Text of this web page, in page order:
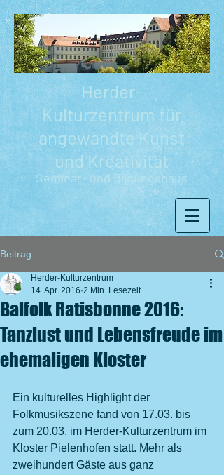
Herder-
Kulturzentrum für
angewandte Kunst
und Kreativität
Seminar- und Bildungshaus
Beitrag
Balfolk Ratisbonne 2016:
Tanzlust und Lebensfreude im
ehemaligen Kloster
Herder-Kulturzentrum
14. Apr. 2016 2 Min. Lesezeit
Ein kulturelles Highlight der
Folkmusikszene fand von 17.03. bis
zum 20.03. im Herder-Kulturzentrum im
Kloster Pielenhofen statt. Mehr als
zweihundert Gäste aus ganz